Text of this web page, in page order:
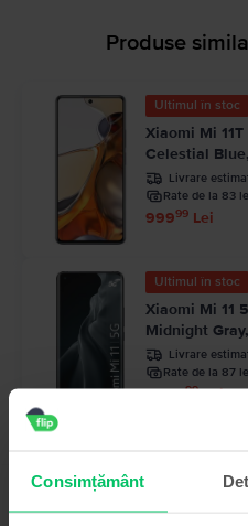
Consimțământ
Produse
Ultimul în stoc
Xiaomi Mi 11T
Celestial
Livrare
Rate de la 83
99999 Lei
Ultimul în stoc
Xiaomi Mi 11
Midnight
Livrare
Rate de la 87
1.03999Lei